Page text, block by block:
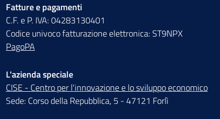
Fatture e pagamenti
C.F. e P. IVA: 04283130401
Codice univoco fatturazione elettronica: ST9NPX
PagoPA
L'azienda speciale
CISE - Centro per l'innovazione e lo sviluppo economico
Sede: Corso della Repubblica, 5 - 47121 Forlì